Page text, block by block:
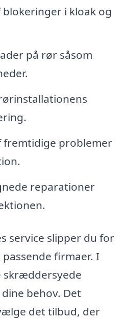
i kloak og
på rør såsom
fremtidige problemer
reparationer
service slipper du for
firmaer. I
skræddersyede
behov. Det
det tilbud, der